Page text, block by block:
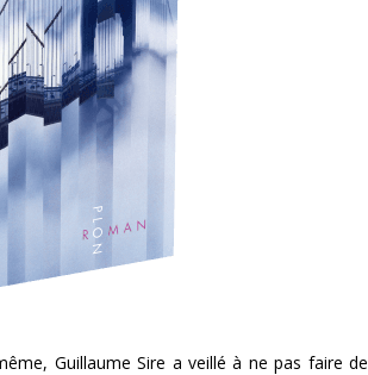
Guillaume Sire a veillé à ne pas faire de